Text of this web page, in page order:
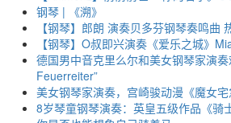
钢琴 | 《溯》
【钢琴】郎朗 演奏贝多芬钢琴奏鸣曲
【钢琴】O叔即兴演奏《爱乐之城》
德国男中音克里么尔和美女钢琴家演
Feuerreiter”
美女钢琴家演奏，宫崎骏动漫《魔女
8岁琴童钢琴演奏：英皇五级作品《骑